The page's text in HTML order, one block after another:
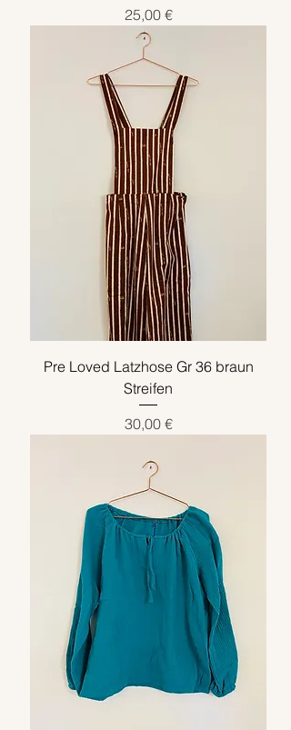
Preis
25,00 €
Pre Loved Latzhose Gr 36 braun
Streifen
Preis
30,00 €